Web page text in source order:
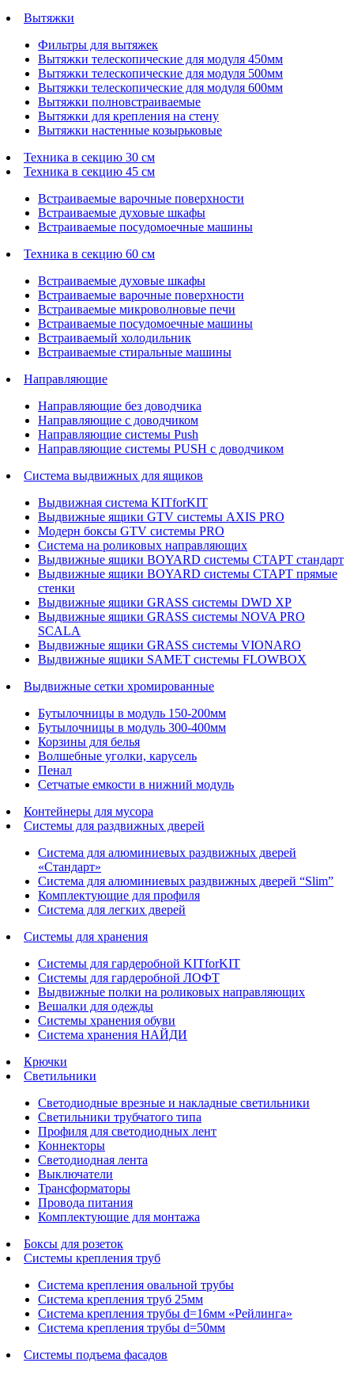
Вытяжки
Фильтры для вытяжек
Вытяжки телескопические для модуля 450мм
Вытяжки телескопические для модуля 500мм
Вытяжки телескопические для модуля 600мм
Вытяжки полновстраиваемые
Вытяжки для крепления на стену
Вытяжки настенные козырьковые
Техника в секцию 30 см
Техника в секцию 45 см
Встраиваемые варочные поверхности
Встраиваемые духовые шкафы
Встраиваемые посудомоечные машины
Техника в секцию 60 см
Встраиваемые духовые шкафы
Встраиваемые варочные поверхности
Встраиваемые микроволновые печи
Встраиваемые посудомоечные машины
Встраиваемый холодильник
Встраиваемые стиральные машины
Направляющие
Направляющие без доводчика
Направляющие с доводчиком
Направляющие системы Push
Направляющие системы PUSH с доводчиком
Система выдвижных для ящиков
Выдвижная система KITforKIT
Выдвижные ящики GTV системы AXIS PRO
Модерн боксы GTV системы PRO
Система на роликовых направляющих
Выдвижные ящики BOYARD системы СТАРТ стандарт
Выдвижные ящики BOYARD системы СТАРТ прямые
стенки
Выдвижные ящики GRASS системы DWD XP
Выдвижные ящики GRASS системы NOVA PRO
SCALA
Выдвижные ящики GRASS системы VIONARO
Выдвижные ящики SAMET системы FLOWBOX
Выдвижные сетки хромированные
Бутылочницы в модуль 150-200мм
Бутылочницы в модуль 300-400мм
Корзины для белья
Волшебные уголки, карусель
Пенал
Cетчатые емкости в нижний модуль
Контейнеры для мусора
Системы для раздвижных дверей
Система для алюминиевых раздвижных дверей
«Стандарт»
Система для алюминиевых раздвижных дверей “Slim”
Комплектующие для профиля
Система для легких дверей
Системы для хранения
Системы для гардеробной KITforKIT
Системы для гардеробной ЛОФТ
Выдвижные полки на роликовых направляющих
Вешалки для одежды
Системы хранения обуви
Система хранения НАЙДИ
Крючки
Светильники
Светодиодные врезные и накладные светильники
Светильники трубчатого типа
Профиля для светодиодных лент
Коннекторы
Светодиодная лента
Выключатели
Трансформаторы
Провода питания
Комплектующие для монтажа
Боксы для розеток
Системы крепления труб
Система крепления овальной трубы
Система крепления труб 25мм
Система крепления трубы d=16мм «Рейлинга»
Система крепления трубы d=50мм
Системы подъема фасадов